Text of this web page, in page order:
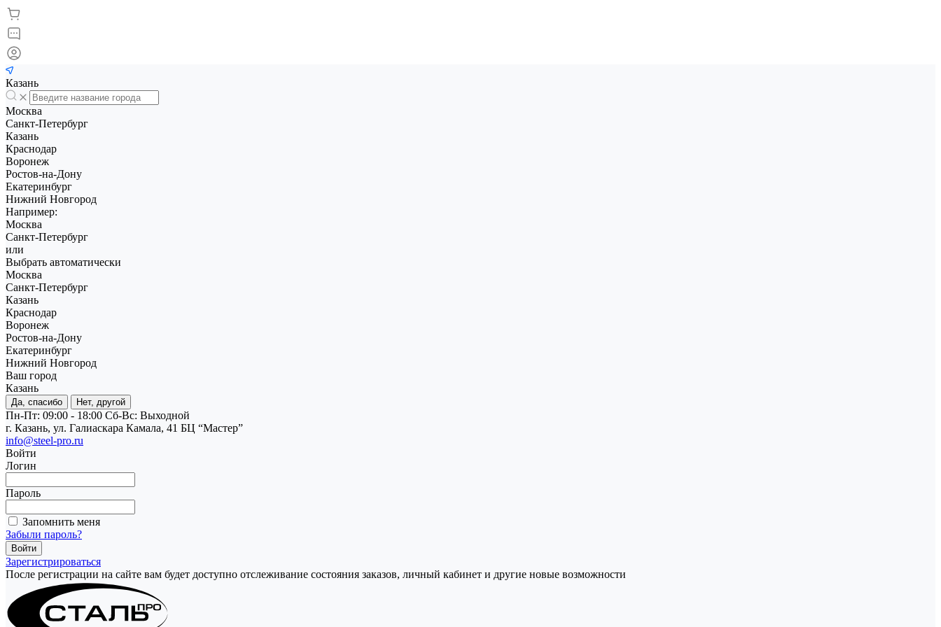
Казань
Москва
Санкт-Петербург
Казань
Краснодар
Воронеж
Ростов-на-Дону
Екатеринбург
Нижний Новгород
Например:
Москва
Санкт-Петербург
или
Выбрать автоматически
Москва
Санкт-Петербург
Казань
Краснодар
Воронеж
Ростов-на-Дону
Екатеринбург
Нижний Новгород
Ваш город
Казань
Да, спасибо Нет, другой
Пн-Пт: 09:00 - 18:00 Cб-Вс: Выходной
г. Казань, ул. Галиаскара Камала, 41 БЦ “Мастер”
info@steel-pro.ru
Войти
Логин
Пароль
Запомнить меня
Забыли пароль?
Зарегистрироваться
После регистрации на сайте вам будет доступно отслеживание состояния заказов, личный кабинет и другие новые возможности